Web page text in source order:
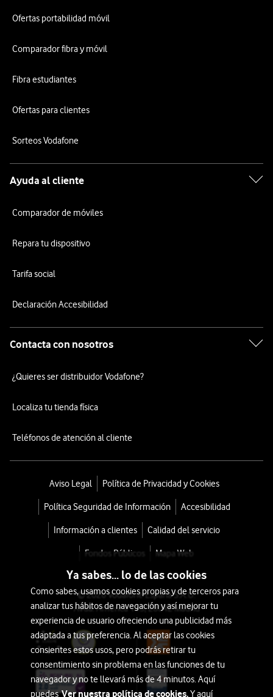
Ofertas portabilidad móvil
Comparador fibra y móvil
Fibra estudiantes
Ofertas para clientes
Sorteos Vodafone
Ayuda al cliente
Comparador de móviles
Repara tu dispositivo
Tarifa social
Declaración Accesibilidad
Contacta con nosotros
¿Quieres ser distribuidor Vodafone?
Localiza tu tienda física
Teléfonos de atención al cliente
Aviso Legal Política de Privacidad y Cookies
Política Seguridad de Información Accesibilidad
Información a clientes Calidad del servicio
Fondos Públicos Mapa Web
© 2026 Vodafone España S.A.U.
Avda. América 115, 28042 Madrid
Ya sabes... lo de las cookies
Como sabes, usamos cookies propias y de terceros para
analizar tus hábitos de navegación y así mejorar tu
experiencia de usuario ofreciendo una publicidad más
adaptada a tus preferencia. Al aceptar las cookies
consientes estos usos, pero podrás retirar tu
consentimiento sin problema en las funciones de tu
navegador y no te llevará más de 4 minutos. Aquí
puedesVer nuestra política de cookies.Y aquí